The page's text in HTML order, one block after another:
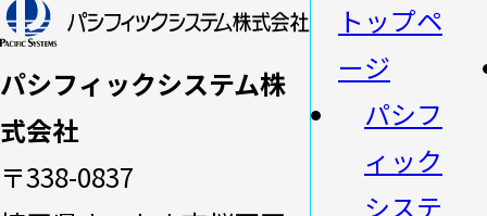
パシフィックシステム株
式会社
〒338-0837
トップペ
ージ
パシフ
ィック
システ